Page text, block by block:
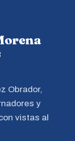
Obrador,
y
vistas al